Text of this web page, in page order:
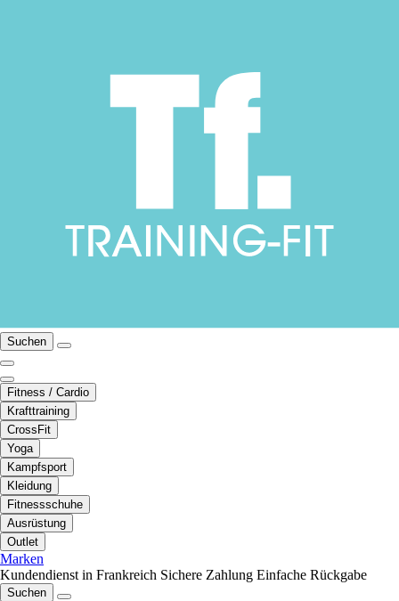
Suchen
Fitness / Cardio
Krafttraining
CrossFit
Yoga
Kampfsport
Kleidung
Fitnessschuhe
Ausrüstung
Outlet
Marken
Kundendienst in Frankreich Sichere Zahlung Einfache Rückgabe
Suchen